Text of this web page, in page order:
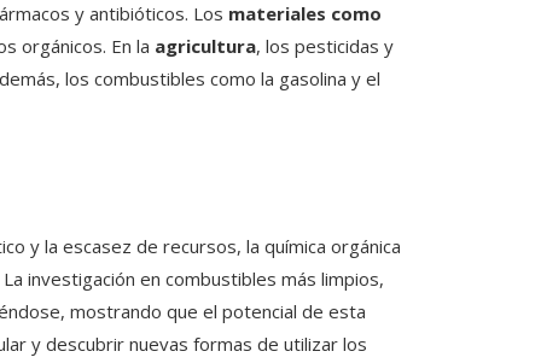
y antibióticos. Los materiales como
orgánicos. En la agricultura, los pesticidas y
los combustibles como la gasolina y el
y la escasez de recursos, la química orgánica
investigación en combustibles más limpios,
mostrando que el potencial de esta
y descubrir nuevas formas de utilizar los